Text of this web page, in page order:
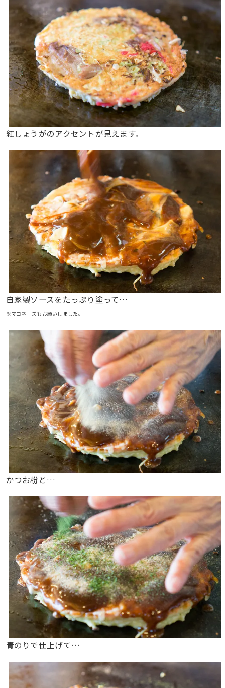
紅しょうがのアクセントが見えます。
自家製ソースをたっぷり塗って…
※マヨネーズもお願いしました。
かつお粉と…
青のりで仕上げて…